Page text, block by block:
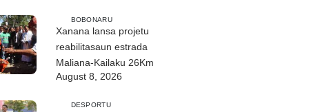
BOBONARU
Xanana lansa projetu
reabilitasaun estrada
Maliana-Kailaku 26Km
August 8, 2026
DESPORTU